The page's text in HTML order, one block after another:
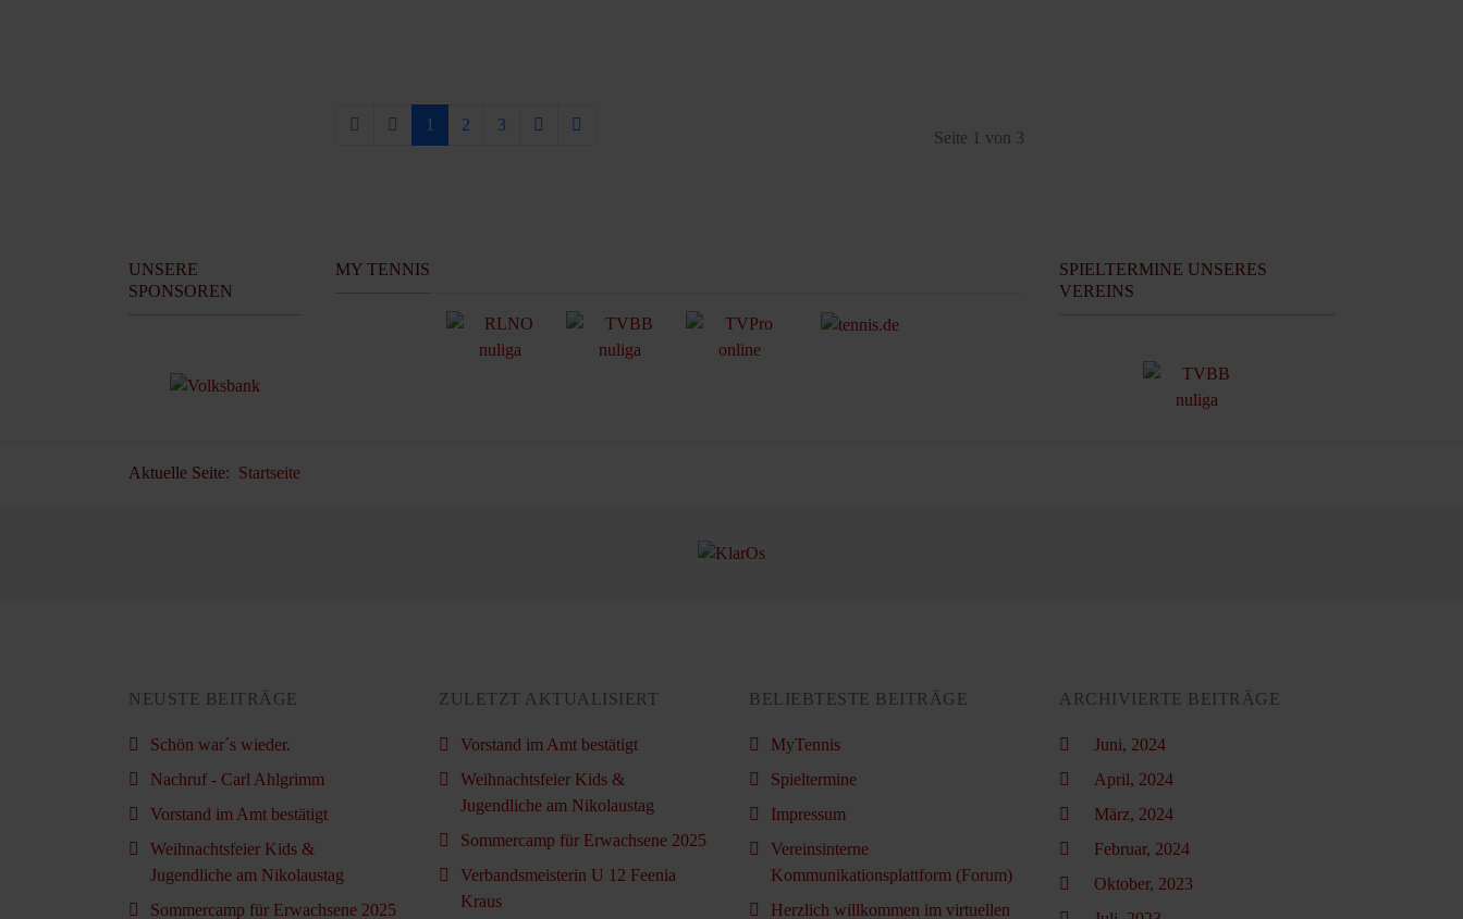
1 2 3
Seite 1 von 3
UNSERE
SPONSOREN
MY TENNIS
SPIELTERMINE UNSERES
VEREINS
Aktuelle Seite: Startseite
NEUSTE BEITRÄGE
Schön war´s wieder.
Nachruf - Carl Ahlgrimm
Vorstand im Amt bestätigt
Weihnachtsfeier Kids &
Jugendliche am Nikolaustag
Sommercamp für Erwachsene 2025
ZULETZT AKTUALISIERT
Vorstand im Amt bestätigt
Weihnachtsfeier Kids &
Jugendliche am Nikolaustag
Sommercamp für Erwachsene 2025
Verbandsmeisterin U 12 Feenia
Kraus
BELIEBTESTE BEITRÄGE
MyTennis
Spieltermine
Impressum
Vereinsinterne
Kommunikationsplattform (Forum)
Herzlich willkommen im virtuellen
ARCHIVIERTE BEITRÄGE
Juni, 2024
April, 2024
März, 2024
Februar, 2024
Oktober, 2023